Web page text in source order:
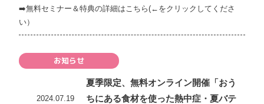
➡️無料セミナー＆特典の詳細はこちら(←をクリックしてくださ
い）
お知らせ
2024.07.19
夏季限定、無料オンライン開催「おう
ちにある食材を使った熱中症・夏バテ